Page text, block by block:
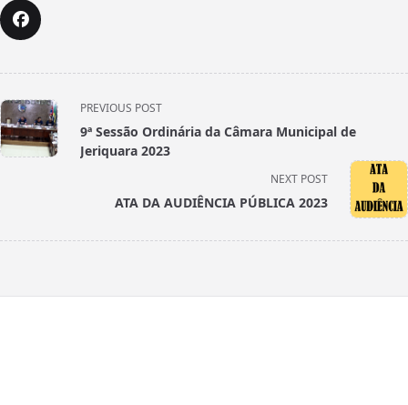
<span
class="nav-
subtitle
PREVIOUS POST
9ª Sessão Ordinária da Câmara Municipal de
Jeriquara 2023
NEXT POST
ATA DA AUDIÊNCIA PÚBLICA 2023